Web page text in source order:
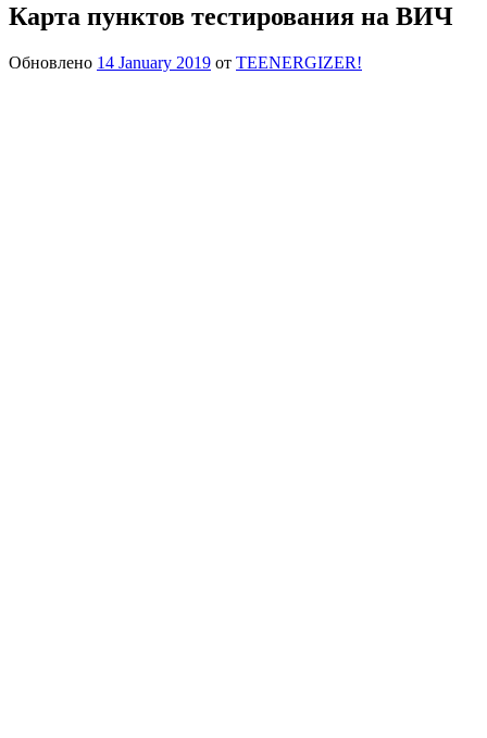
Карта пунктов тестирования на ВИЧ
Обновлено 14 January 2019 от TEENERGIZER!